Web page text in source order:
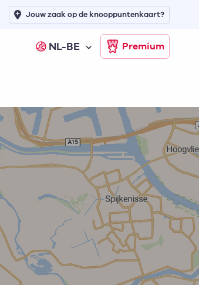
NL-BE Premium
Jouw zaak op de knooppuntenkaart?